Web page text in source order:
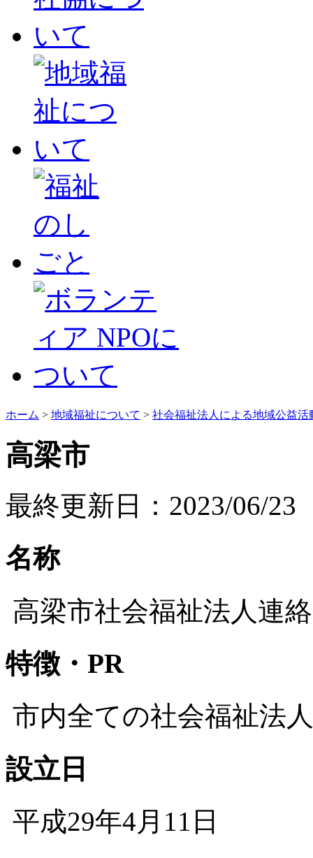
ホーム > 地域福祉について > 社会福祉法人による地域公益活
高梁市
最終更新日：2023/06/23
名称
高梁市社会福祉法人連
特徴・PR
市内全ての社会福祉法
設立日
平成29年4月11日